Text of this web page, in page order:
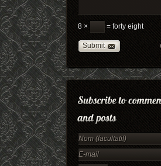
8 × = forty eight
Submit